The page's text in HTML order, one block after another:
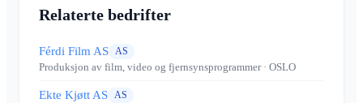
Relaterte bedrifter
Férdi Film AS AS
Produksjon av film, video og fjernsynsprogrammer· OSLO
Ekte Kjøtt AS AS